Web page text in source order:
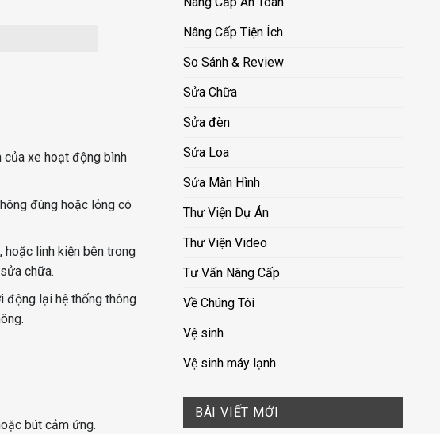
của xe hoạt động bình
đúng hoặc lỏng có
hoặc linh kiện bên trong
chữa.
động lại hệ thống thông
bút cảm ứng.
Nâng Cấp Tiện Ích
So Sánh & Review
Sửa Chữa
Sửa đèn
Sửa Loa
Sửa Màn Hình
Thư Viện Dự Án
Thư Viện Video
Tư Vấn Nâng Cấp
Về Chúng Tôi
Vệ sinh
Vệ sinh máy lạnh
BÀI VIẾT MỚI